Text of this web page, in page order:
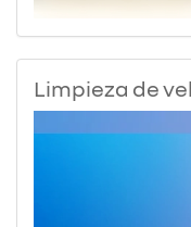
Limpieza de